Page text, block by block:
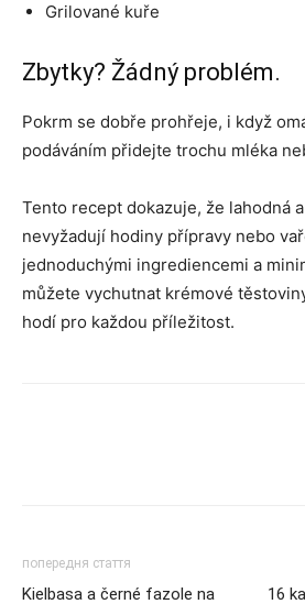
Grilované kuře
Zbytky? Žádný problém.
Pokrm se dobře prohřeje, i když
podáváním přidejte trochu mléka
Tento recept dokazuje, že lahodná
nevyžadují hodiny přípravy nebo
jednoduchými ingrediencemi a
můžete vychutnat krémové
hodí pro každou příležitost.
попередня стаття
Kielbasa a černé fazole na 16